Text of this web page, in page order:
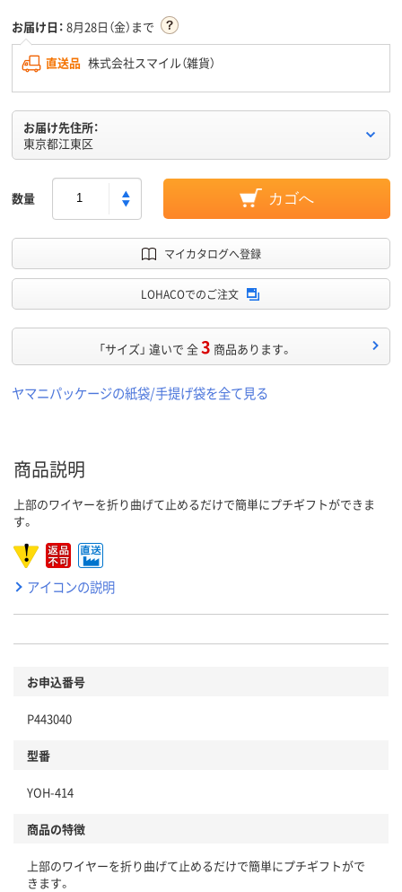
お届け日： 8月28日（金）まで
直送品 株式会社スマイル（雑貨）
お届け先住所：
東京都江東区
数量 カゴへ
マイカタログへ登録
LOHACOでのご注文
「サイズ」 違いで 全3 商品あります。
ヤマニパッケージの紙袋/手提げ袋を全て見る
商品説明
上部のワイヤーを折り曲げて止めるだけで簡単にプチギフトができま
す。
アイコンの説明
お申込番号
P443040
型番
YOH-414
商品の特徴
上部のワイヤーを折り曲げて止めるだけで簡単にプチギフトがで
きます。